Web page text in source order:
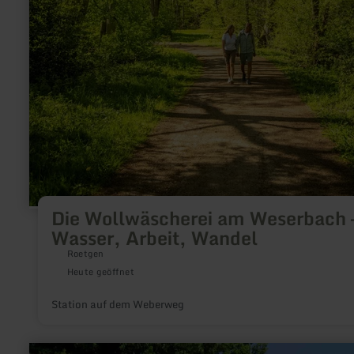
Die Wollwäscherei am Weserbach
Wasser, Arbeit, Wandel
Roetgen
Heute geöffnet
Station auf dem Weberweg